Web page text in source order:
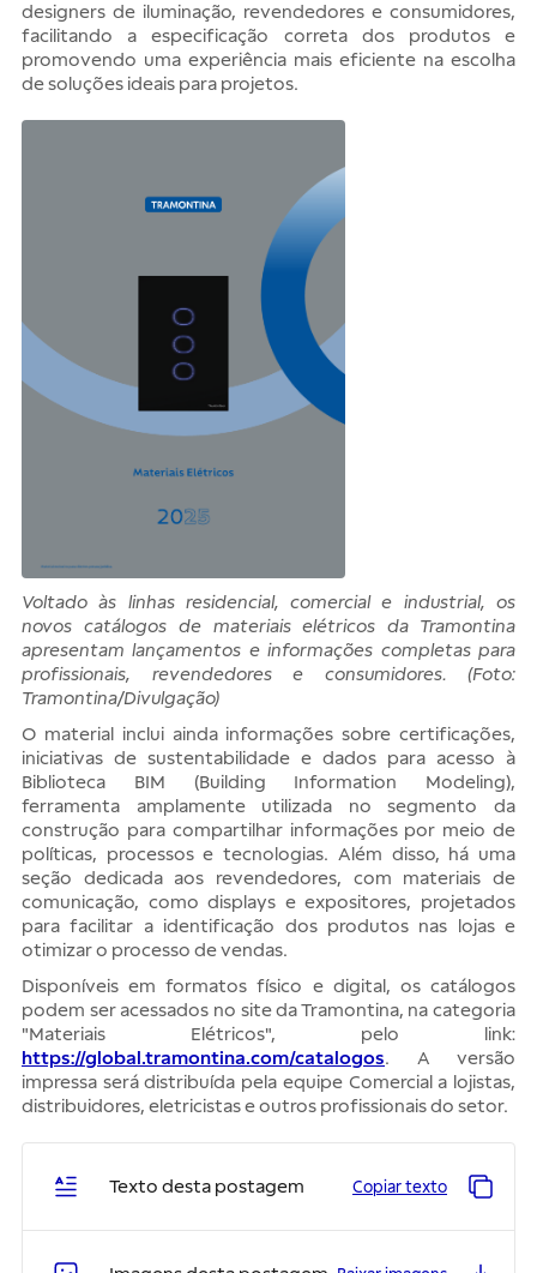
designers de iluminação, revendedores e consumidores,
facilitando a especificação correta dos produtos e
promovendo uma experiência mais eficiente na escolha
de soluções ideais para projetos.
Voltado às linhas residencial, comercial e industrial, os
novos catálogos de materiais elétricos da Tramontina
apresentam lançamentos e informações completas para
profissionais, revendedores e consumidores. (Foto:
Tramontina/Divulgação)
O material inclui ainda informações sobre certificações,
iniciativas de sustentabilidade e dados para acesso à
Biblioteca BIM (Building Information Modeling),
ferramenta amplamente utilizada no segmento da
construção para compartilhar informações por meio de
políticas, processos e tecnologias. Além disso, há uma
seção dedicada aos revendedores, com materiais de
comunicação, como displays e expositores, projetados
para facilitar a identificação dos produtos nas lojas e
otimizar o processo de vendas.
Disponíveis em formatos físico e digital, os catálogos
podem ser acessados no site da Tramontina, na categoria
"Materiais Elétricos", pelo link:
https://global.tramontina.com/catalogos. A versão
impressa será distribuída pela equipe Comercial a lojistas,
distribuidores, eletricistas e outros profissionais do setor.
Texto desta postagem Copiar texto